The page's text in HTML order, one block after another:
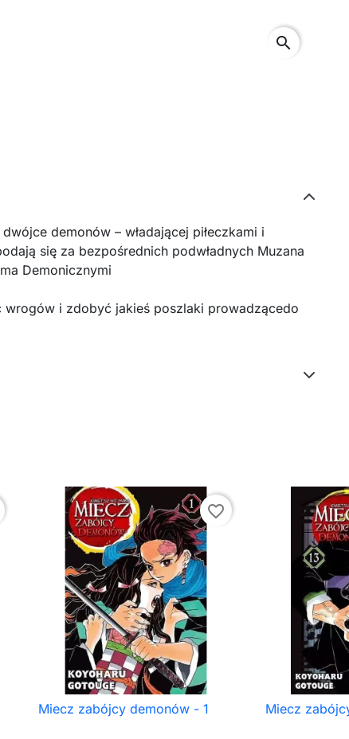
search
demonów – władającej piłeczkami i
się za bezpośrednich podwładnych Muzana
Demonicznymi
wrogów i zdobyć jakieś poszlaki prowadzącedo
favorite_border
 Szybki podgląd
Miecz zabójcy demonów - 1 
Miecz